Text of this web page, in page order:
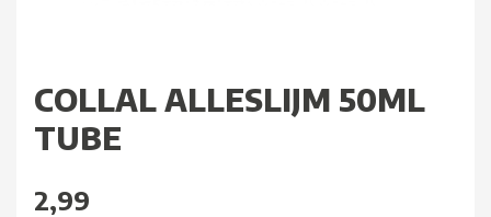
COLLAL ALLESLIJM 50ML
TUBE
2,99